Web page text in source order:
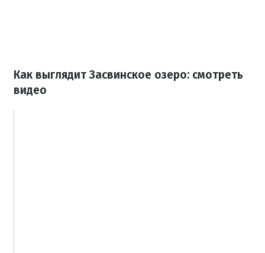
Как выглядит Засвинское озеро: смотреть
видео